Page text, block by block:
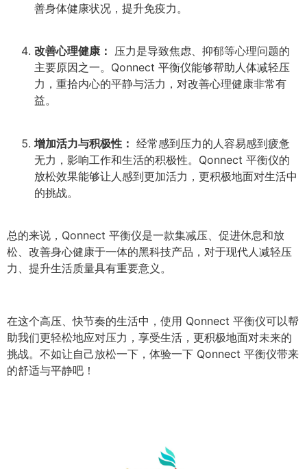
善身体健康状况，提升免疫力。
改善心理健康： 压力是导致焦虑、抑郁等心理问题的
主要原因之一。Qonnect 平衡仪能够帮助人体减轻压
力，重拾内心的平静与活力，对改善心理健康非常有
益。
增加活力与积极性： 经常感到压力的人容易感到疲惫
无力，影响工作和生活的积极性。Qonnect 平衡仪的
放松效果能够让人感到更加活力，更积极地面对生活中
的挑战。
总的来说，Qonnect 平衡仪是一款集减压、促进休息和放
松、改善身心健康于一体的黑科技产品，对于现代人减轻压
力、提升生活质量具有重要意义。
在这个高压、快节奏的生活中，使用 Qonnect 平衡仪可以帮
助我们更轻松地应对压力，享受生活，更积极地面对未来的
挑战。不如让自己放松一下，体验一下 Qonnect 平衡仪带来
的舒适与平静吧！